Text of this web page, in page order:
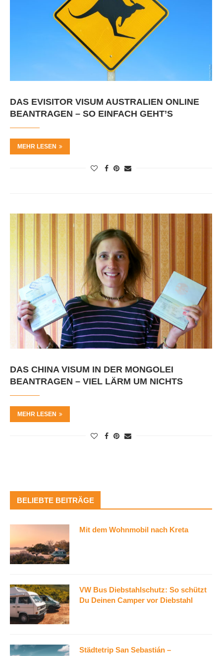
DAS EVISITOR VISUM AUSTRALIEN ONLINE
BEANTRAGEN – SO EINFACH GEHT’S
MEHR LESEN
DAS CHINA VISUM IN DER MONGOLEI
BEANTRAGEN – VIEL LÄRM UM NICHTS
MEHR LESEN
BELIEBTE BEITRÄGE
Mit dem Wohnmobil nach Kreta
VW Bus Diebstahlschutz: So schützt
Du Deinen Camper vor Diebstahl
Städtetrip San Sebastián –